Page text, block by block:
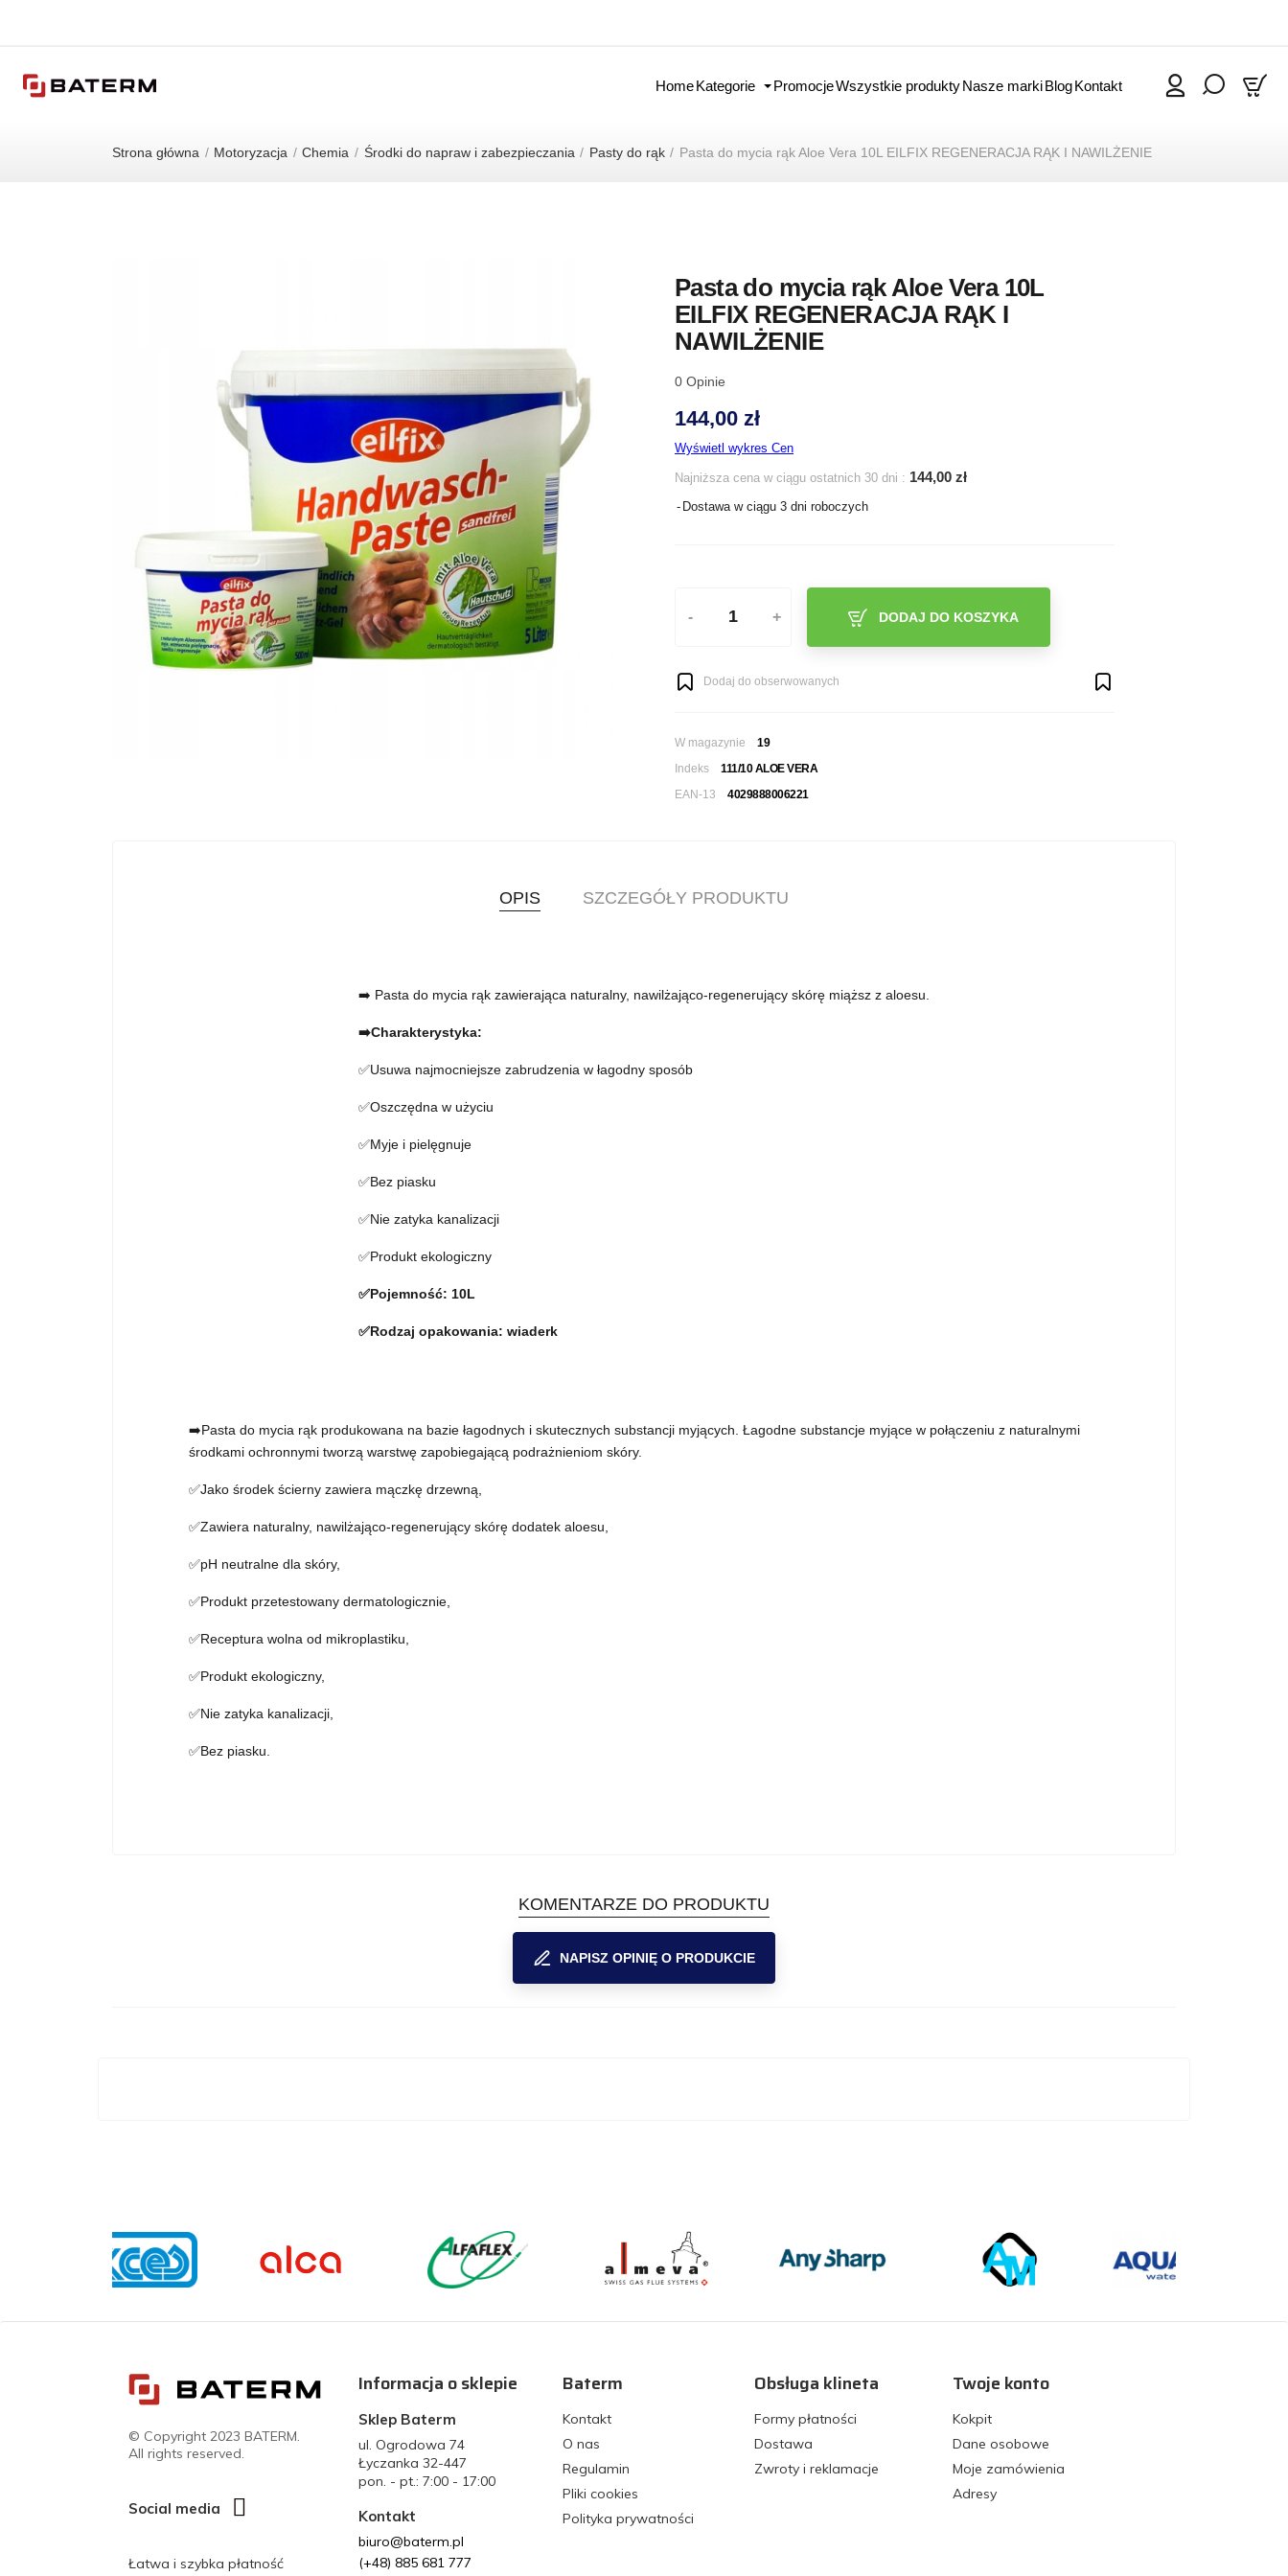
HomeKategorie PromocjeWszystkie produktyNasze markiBlogKontakt
Strona główna Motoryzacja Chemia Środki do napraw i zabezpieczania Pasty do rąk Pasta do mycia rąk Aloe Vera 10L EILFIX REGENERACJA RĄK I NAWILŻENIE
Pasta do mycia rąk Aloe Vera 10L
EILFIX REGENERACJA RĄK I
NAWILŻENIE
0 Opinie
144,00 zł
Wyświetl wykres Cen
Najniższa cena w ciągu ostatnich 30 dni : 144,00 zł
Dostawa w ciągu 3 dni roboczych
- + DODAJ DO KOSZYKA
Dodaj do obserwowanych
W magazynie
19
Indeks
111/10 ALOE VERA
EAN-13
4029888006221
OPIS SZCZEGÓŁY PRODUKTU
➡️ Pasta do mycia rąk zawierająca naturalny, nawilżająco-regenerujący skórę miąższ z aloesu.
➡️Charakterystyka:
✅Usuwa najmocniejsze zabrudzenia w łagodny sposób
✅Oszczędna w użyciu
✅Myje i pielęgnuje
✅Bez piasku
✅Nie zatyka kanalizacji
✅Produkt ekologiczny
✅Pojemność: 10L
✅Rodzaj opakowania: wiaderk
➡️Pasta do mycia rąk produkowana na bazie łagodnych i skutecznych substancji myjących. Łagodne substancje myjące w połączeniu z naturalnymi
środkami ochronnymi tworzą warstwę zapobiegającą podrażnieniom skóry.
✅Jako środek ścierny zawiera mączkę drzewną,
✅Zawiera naturalny, nawilżająco-regenerujący skórę dodatek aloesu,
✅pH neutralne dla skóry,
✅Produkt przetestowany dermatologicznie,
✅Receptura wolna od mikroplastiku,
✅Produkt ekologiczny,
✅Nie zatyka kanalizacji,
✅Bez piasku.
KOMENTARZE DO PRODUKTU
NAPISZ OPINIĘ O PRODUKCIE
© Copyright 2023 BATERM.
All rights reserved.
Social media
Łatwa i szybka płatność
Informacja o sklepie
Sklep Baterm
ul. Ogrodowa 74
Łyczanka 32-447
pon. - pt.: 7:00 - 17:00
Kontakt
biuro@baterm.pl
(+48) 885 681 777
Baterm
Kontakt
O nas
Regulamin
Pliki cookies
Polityka prywatności
Obsługa klineta
Formy płatności
Dostawa
Zwroty i reklamacje
Twoje konto
Kokpit
Dane osobowe
Moje zamówienia
Adresy